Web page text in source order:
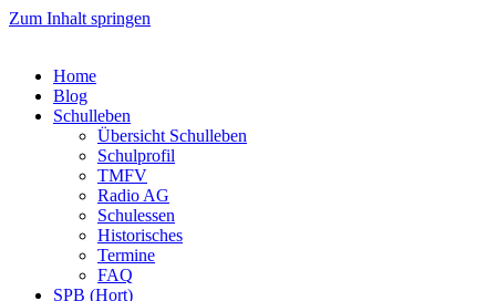
Zum Inhalt springen
Home
Blog
Schulleben
Übersicht Schulleben
Schulprofil
TMFV
Radio AG
Schulessen
Historisches
Termine
FAQ
SPB (Hort)